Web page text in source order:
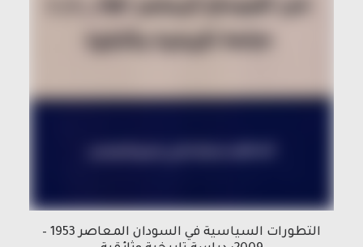
التطورات السياسية في السودان المعاصر 1953 –